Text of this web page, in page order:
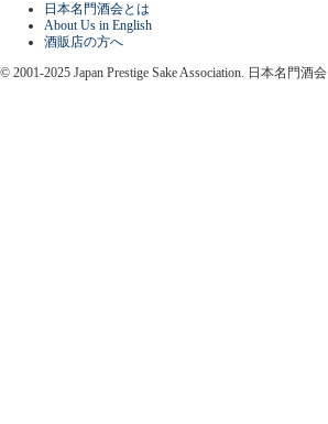
日本名門酒会とは
About Us in English
酒販店の方へ
© 2001-2025 Japan Prestige Sake Association. 日本名門酒会